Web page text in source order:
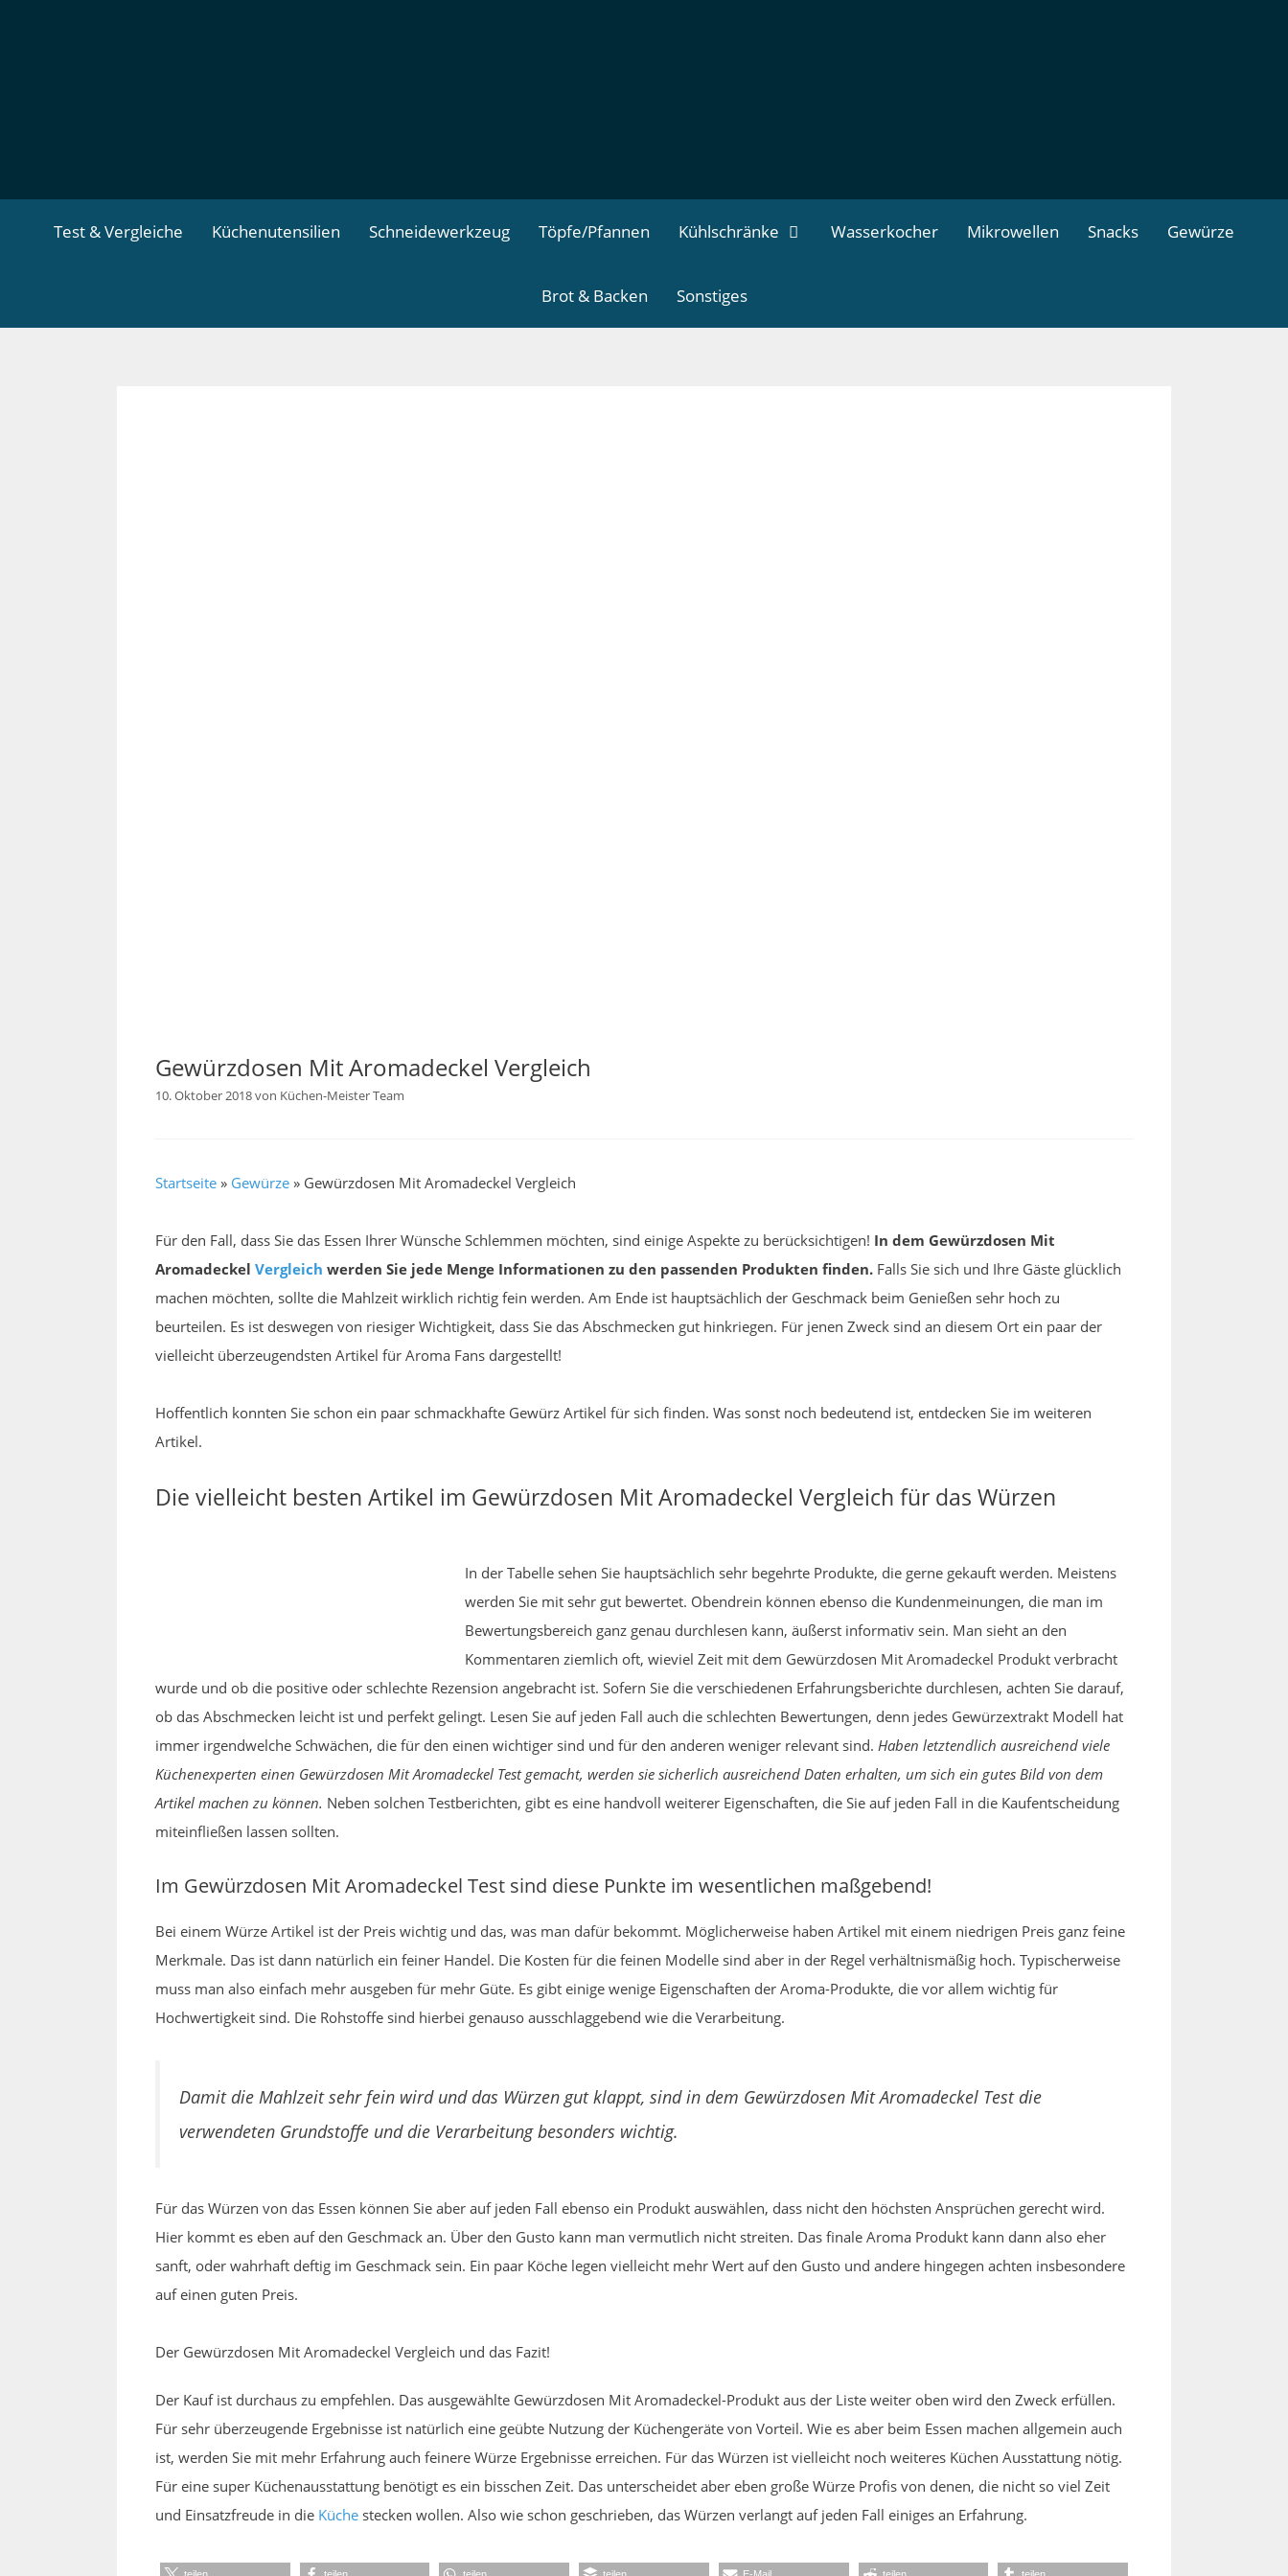
Test & Vergleiche Küchenutensilien Schneidewerkzeug Töpfe/Pfannen Kühlschränke Wasserkocher Mikrowellen Snacks Gewürze
Brot & Backen Sonstiges
Gewürzdosen Mit Aromadeckel Vergleich
10. Oktober 2018von Küchen-Meister Team
Startseite » Gewürze » Gewürzdosen Mit Aromadeckel Vergleich
Für den Fall, dass Sie das Essen Ihrer Wünsche Schlemmen möchten, sind einige Aspekte zu berücksichtigen! In dem Gewürzdosen Mit
Aromadeckel Vergleich werden Sie jede Menge Informationen zu den passenden Produkten finden. Falls Sie sich und Ihre Gäste glücklich
machen möchten, sollte die Mahlzeit wirklich richtig fein werden. Am Ende ist hauptsächlich der Geschmack beim Genießen sehr hoch zu
beurteilen. Es ist deswegen von riesiger Wichtigkeit, dass Sie das Abschmecken gut hinkriegen. Für jenen Zweck sind an diesem Ort ein paar der
vielleicht überzeugendsten Artikel für Aroma Fans dargestellt!
Hoffentlich konnten Sie schon ein paar schmackhafte Gewürz Artikel für sich finden. Was sonst noch bedeutend ist, entdecken Sie im weiteren
Artikel.
Die vielleicht besten Artikel im Gewürzdosen Mit Aromadeckel Vergleich für das Würzen
In der Tabelle sehen Sie hauptsächlich sehr begehrte Produkte, die gerne gekauft werden. Meistens
werden Sie mit sehr gut bewertet. Obendrein können ebenso die Kundenmeinungen, die man im
Bewertungsbereich ganz genau durchlesen kann, äußerst informativ sein. Man sieht an den
Kommentaren ziemlich oft, wieviel Zeit mit dem Gewürzdosen Mit Aromadeckel Produkt verbracht
wurde und ob die positive oder schlechte Rezension angebracht ist. Sofern Sie die verschiedenen Erfahrungsberichte durchlesen, achten Sie darauf,
ob das Abschmecken leicht ist und perfekt gelingt. Lesen Sie auf jeden Fall auch die schlechten Bewertungen, denn jedes Gewürzextrakt Modell hat
immer irgendwelche Schwächen, die für den einen wichtiger sind und für den anderen weniger relevant sind. Haben letztendlich ausreichend viele
Küchenexperten einen Gewürzdosen Mit Aromadeckel Test gemacht, werden sie sicherlich ausreichend Daten erhalten, um sich ein gutes Bild von dem
Artikel machen zu können. Neben solchen Testberichten, gibt es eine handvoll weiterer Eigenschaften, die Sie auf jeden Fall in die Kaufentscheidung
miteinfließen lassen sollten.
Im Gewürzdosen Mit Aromadeckel Test sind diese Punkte im wesentlichen maßgebend!
Bei einem Würze Artikel ist der Preis wichtig und das, was man dafür bekommt. Möglicherweise haben Artikel mit einem niedrigen Preis ganz feine
Merkmale. Das ist dann natürlich ein feiner Handel. Die Kosten für die feinen Modelle sind aber in der Regel verhältnismäßig hoch. Typischerweise
muss man also einfach mehr ausgeben für mehr Güte. Es gibt einige wenige Eigenschaften der Aroma-Produkte, die vor allem wichtig für
Hochwertigkeit sind. Die Rohstoffe sind hierbei genauso ausschlaggebend wie die Verarbeitung.
Damit die Mahlzeit sehr fein wird und das Würzen gut klappt, sind in dem Gewürzdosen Mit Aromadeckel Test die
verwendeten Grundstoffe und die Verarbeitung besonders wichtig.
Für das Würzen von das Essen können Sie aber auf jeden Fall ebenso ein Produkt auswählen, dass nicht den höchsten Ansprüchen gerecht wird.
Hier kommt es eben auf den Geschmack an. Über den Gusto kann man vermutlich nicht streiten. Das finale Aroma Produkt kann dann also eher
sanft, oder wahrhaft deftig im Geschmack sein. Ein paar Köche legen vielleicht mehr Wert auf den Gusto und andere hingegen achten insbesondere
auf einen guten Preis.
Der Gewürzdosen Mit Aromadeckel Vergleich und das Fazit!
Der Kauf ist durchaus zu empfehlen. Das ausgewählte Gewürzdosen Mit Aromadeckel-Produkt aus der Liste weiter oben wird den Zweck erfüllen.
Für sehr überzeugende Ergebnisse ist natürlich eine geübte Nutzung der Küchengeräte von Vorteil. Wie es aber beim Essen machen allgemein auch
ist, werden Sie mit mehr Erfahrung auch feinere Würze Ergebnisse erreichen. Für das Würzen ist vielleicht noch weiteres Küchen Ausstattung nötig.
Für eine super Küchenausstattung benötigt es ein bisschen Zeit. Das unterscheidet aber eben große Würze Profis von denen, die nicht so viel Zeit
und Einsatzfreude in die Küche stecken wollen. Also wie schon geschrieben, das Würzen verlangt auf jeden Fall einiges an Erfahrung.